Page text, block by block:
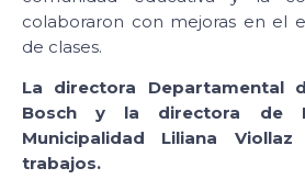
colaboraron con mejoras en el
de clases.
La directora Departamental
Bosch y la directora de
Municipalidad Liliana
trabajos.